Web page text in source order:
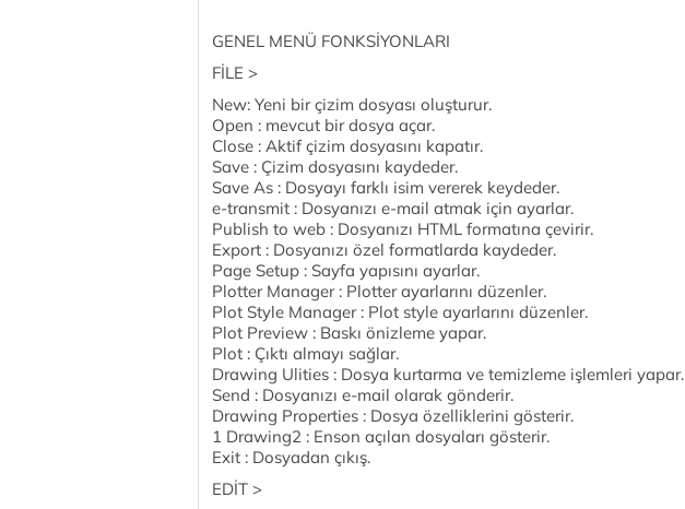
GENEL MENÜ FONKSİYONLARI
FİLE >
New: Yeni bir çizim dosyası oluşturur.
Open : mevcut bir dosya açar.
Close : Aktif çizim dosyasını kapatır.
Save : Çizim dosyasını kaydeder.
Save As : Dosyayı farklı isim vererek keydeder.
e-transmit : Dosyanızı e-mail atmak için ayarlar.
Publish to web : Dosyanızı HTML formatına çevirir.
Export : Dosyanızı özel formatlarda kaydeder.
Page Setup : Sayfa yapısını ayarlar.
Plotter Manager : Plotter ayarlarını düzenler.
Plot Style Manager : Plot style ayarlarını düzenler.
Plot Preview : Baskı önizleme yapar.
Plot : Çıktı almayı sağlar.
Drawing Ulities : Dosya kurtarma ve temizleme işlemleri yapar.
Send : Dosyanızı e-mail olarak gönderir.
Drawing Properties : Dosya özelliklerini gösterir.
1 Drawing2 : Enson açılan dosyaları gösterir.
Exit : Dosyadan çıkış.
EDİT >